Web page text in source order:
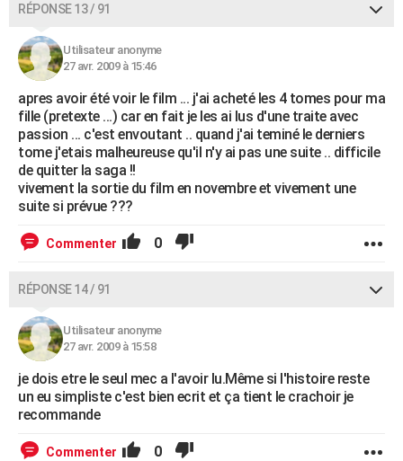
RÉPONSE 13 / 91
Utilisateur anonyme
27 avr. 2009 à 15:46
apres avoir été voir le film ... j'ai acheté les 4 tomes pour ma
fille (pretexte ...) car en fait je les ai lus d'une traite avec
passion ... c'est envoutant .. quand j'ai teminé le derniers
tome j'etais malheureuse qu'il n'y ai pas une suite .. difficile
de quitter la saga !!
vivement la sortie du film en novembre et vivement une
suite si prévue ???
Commenter 0
RÉPONSE 14 / 91
Utilisateur anonyme
27 avr. 2009 à 15:58
je dois etre le seul mec a l'avoir lu.Même si l'histoire reste
un eu simpliste c'est bien ecrit et ça tient le crachoir je
recommande
Commenter 0